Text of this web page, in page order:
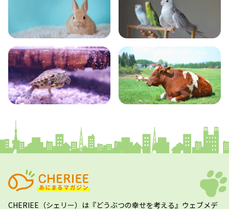
小動物 とり・さかな
CHERIEE（シェリー） は『どうぶつの幸せを考える』ウェブメデ